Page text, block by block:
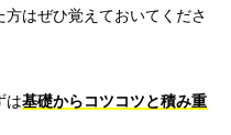
はぜひ覚えておいてくださ
は基礎からコツコツと積み重